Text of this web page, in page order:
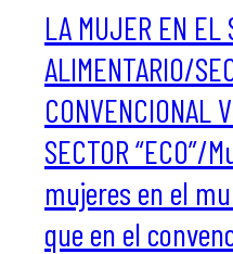
LA MUJER EN EL
ALIMENTARIO/
CONVENCIONAL
SECTOR “ECO”/
mujeres en el
que en el